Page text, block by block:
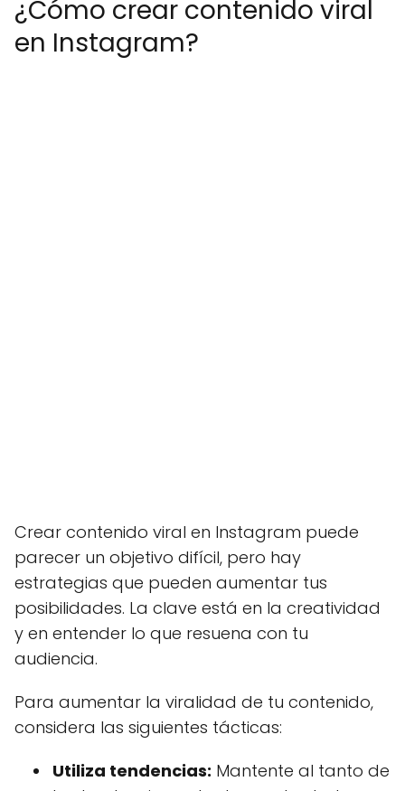
¿Cómo crear contenido viral
en Instagram?
Crear contenido viral en Instagram puede
parecer un objetivo difícil, pero hay
estrategias que pueden aumentar tus
posibilidades. La clave está en la creatividad
y en entender lo que resuena con tu
audiencia.
Para aumentar la viralidad de tu contenido,
considera las siguientes tácticas:
Utiliza tendencias: Mantente al tanto de